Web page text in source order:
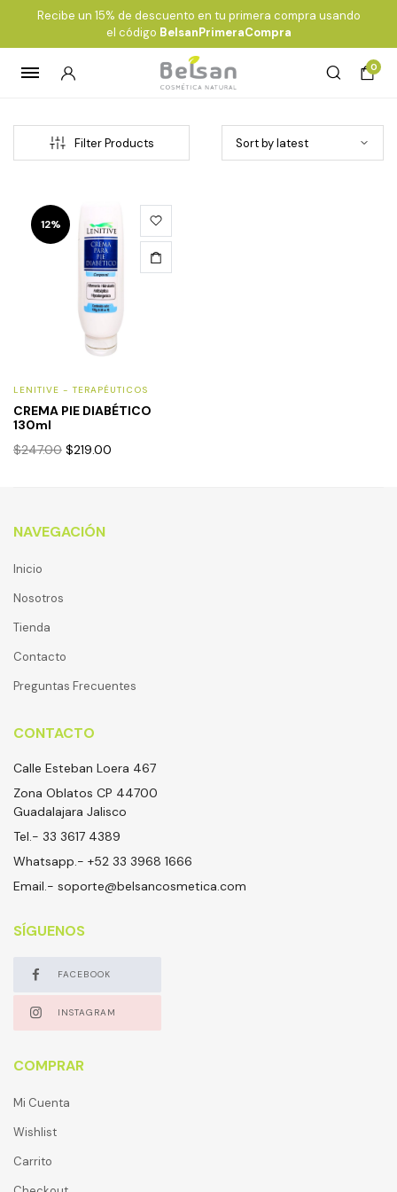
Recibe un 15% de descuento en tu primera compra usando
el código BelsanPrimeraCompra
0
Filter Products
12%
LENITIVE - TERAPÉUTICOS
CREMA PIE DIABÉTICO
130ml
$247.00 Original
$219.00
NAVEGACIÓN
Inicio
Nosotros
Tienda
Contacto
Preguntas Frecuentes
CONTACTO
Calle Esteban Loera 467
Zona Oblatos CP 44700
Guadalajara Jalisco
Tel.- 33 3617 4389
Whatsapp.- +52 33 3968 1666
Email.- soporte@belsancosmetica.com
SÍGUENOS
FACEBOOK
INSTAGRAM
COMPRAR
Mi Cuenta
Wishlist
Carrito